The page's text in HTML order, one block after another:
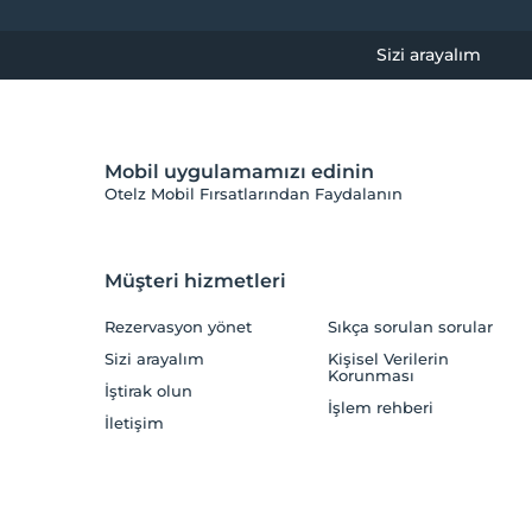
Sizi arayalım
Mobil uygulamamızı edinin
Otelz Mobil Fırsatlarından Faydalanın
Müşteri hizmetleri
Rezervasyon yönet
Sizi arayalım
İştirak olun
İletişim
Sıkça sorulan sorular
Kişisel Verilerin
Korunması
İşlem rehberi